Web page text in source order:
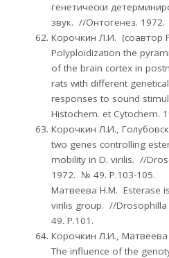
генетически
звук. //Онтогенез.
Корочкин Л.И. (соавтор
Polyploidization the
of the brain cortex in
rats with different
responses to sound
Histochem. et Cytochem.
Корочкин Л.И.,
two genes controlling
mobility in D. virilis. //
1972. № 49. Р.103-
Матвеева Н.М. Esterase
virilis group. //
49. Р.101.
Корочкин Л.И.,
The influence of the